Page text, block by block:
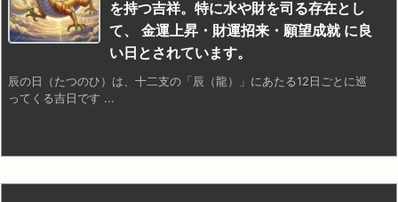
を持つ吉祥。特に水や財を司る存在とし
て、 金運上昇・財運招来・願望成就 に良
い日とされています。
辰の日（たつのひ）は、十二支の「辰（龍）」にあたる12日ごとに巡
ってくる吉日です ...